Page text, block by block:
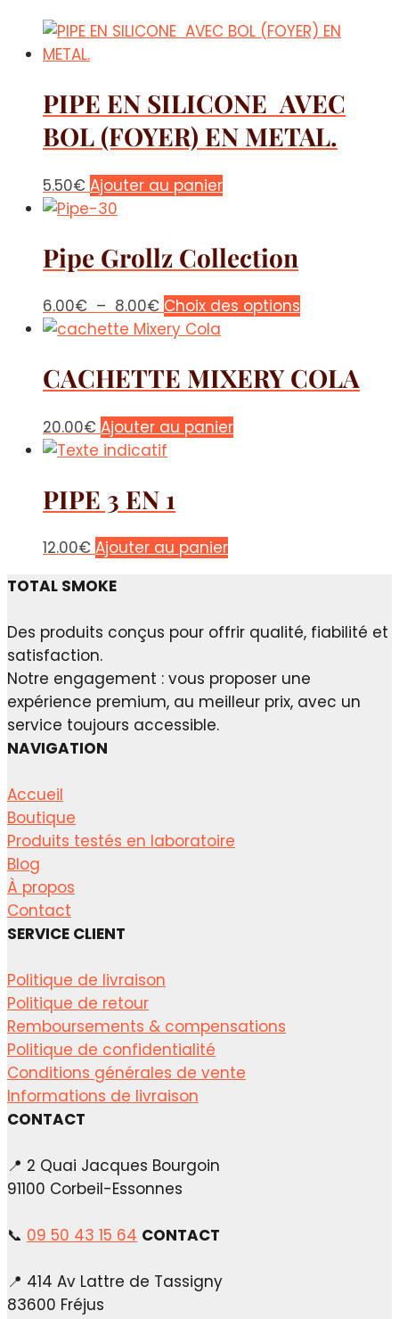
PIPE EN SILICONE AVEC
BOL (FOYER) EN METAL.
5.50€ Ajouter au panier
Pipe Grollz Collection
6.00€ – 8.00€Plage
de
6.00€
à
8.00€
Choix des options
plusieurs
variations.
produit
CACHETTE MIXERY COLA
20.00€ Ajouter au panier
PIPE 3 EN 1
12.00€ Ajouter au panier
TOTAL SMOKE
Des produits conçus pour offrir qualité, fiabilité et
satisfaction.
Notre engagement : vous proposer une
expérience premium, au meilleur prix, avec un
service toujours accessible.
NAVIGATION
Accueil
Boutique
Produits testés en laboratoire
Blog
À propos
Contact
SERVICE CLIENT
Politique de livraison
Politique de retour
Remboursements & compensations
Politique de confidentialité
Conditions générales de vente
Informations de livraison
CONTACT
📍 2 Quai Jacques Bourgoin
91100 Corbeil-Essonnes
📞 09 50 43 15 64 CONTACT
📍 414 Av Lattre de Tassigny
83600 Fréjus